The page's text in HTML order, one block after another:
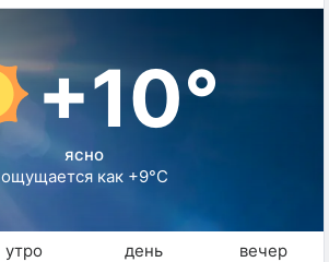
+10°
ясно
ощущается как +9°C
утро день вечер